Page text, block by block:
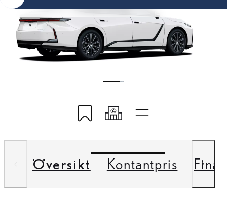
Spara på Lexus Link
Dela min kod
Översikt Kontantpris